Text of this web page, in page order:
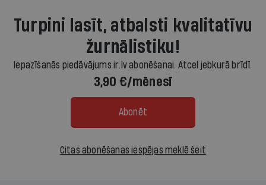
Turpini lasīt, atbalsti kvalitatīvu
žurnālistiku!
Iepazīšanās piedāvājums ir.lv abonēšanai. Atcel jebkurā brīdī.
3,90 €/mēnesī
Abonēt
Citas abonēšanas iespējas meklē šeit